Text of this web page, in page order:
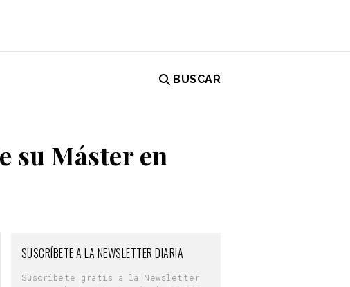
BUSCAR
su Máster en
SUSCRÍBETE A LA NEWSLETTER DIARIA
Suscríbete gratis a la Newsletter